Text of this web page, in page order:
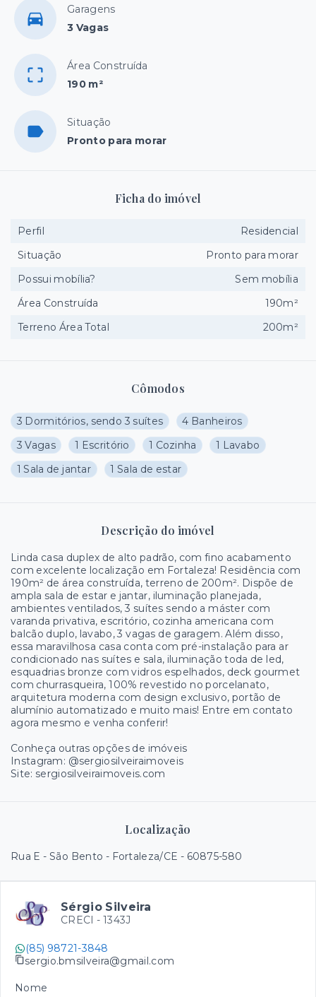
Garagens
3 Vagas
Área Construída
190 m²
Situação
Pronto para morar
Cômodos
3 Dormitórios, sendo 3 suítes
4 Banheiros
3 Vagas
1 Escritório 1 Cozinha
1 Lavabo
1 Sala de jantar
1 Sala de estar
Descrição do imóvel
Linda casa duplex de alto padrão, com fino acabamento
com excelente localização em Fortaleza! Residência com
190m² de área construída, terreno de 200m². Dispõe de
ampla sala de estar e jantar, iluminação planejada,
ambientes ventilados, 3 suítes sendo a máster com
varanda privativa, escritório, cozinha americana com
balcão duplo, lavabo, 3 vagas de garagem. Além disso,
essa maravilhosa casa conta com pré-instalação para ar
condicionado nas suítes e sala, iluminação toda de led,
esquadrias bronze com vidros espelhados, deck gourmet
com churrasqueira, 100% revestido no porcelanato,
arquitetura moderna com design exclusivo, portão de
alumínio automatizado e muito mais! Entre em contato
agora mesmo e venha conferir!
Conheça outras opções de imóveis
Instagram: @sergiosilveiraimoveis
Site: sergiosilveiraimoveis.com
Localização
Rua E - São Bento - Fortaleza/CE - 60875-580
Ficha do imóvel
Perfil
Residencial
Situação
Pronto para morar
Possui mobília?
Sem mobília
Área Construída
190m²
Terreno Área Total
200m²
Sérgio Silveira
CRECI - 1343J
(85) 98721-3848
sergio.bmsilveira@gmail.com
Nome